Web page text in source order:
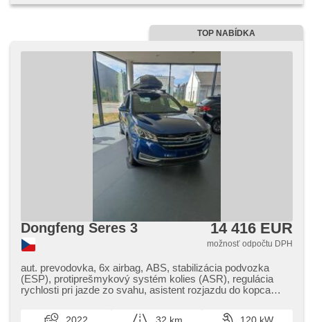
parkovacia kamera, bezkľúčové startovanie, senzor svetiel,
hands free, bezdrôtová nabíjačka mobilných telefónov,
rezervné koleso, el. sklopné zrkadlá, el. zrkadlá, štartovanie
tlačítkom, imobilizér, alarm, isofix, kožené čalúnenie,
vyhrievané sedadlá, el. nastaviteľné sedadlá, výškovo
nastaviteľné sedadlá, senzor tlaku v pneumatikách, aut.
aktivácia výstražných svetlometov, USB, AUX, autorádio,
vonkajší teplomer, vyhrievané zrkadlá, delené zadné
sedadlá, zadná lakťová opierka, zatmavené zadné sklá,
predný pohon, digitální přístrojová deska
TOP NABÍDKA
Dongfeng Seres 3 14 416 EUR
možnosť odpočtu DPH
aut. prevodovka, 6x airbag, ABS, stabilizácia podvozka
(ESP), protiprešmykový systém kolies (ASR), regulácia
rychlosti pri jazde zo svahu, asistent rozjazdu do kopca
pruhu, aut. zabrždenie v kopci, posilňovač riadenia,